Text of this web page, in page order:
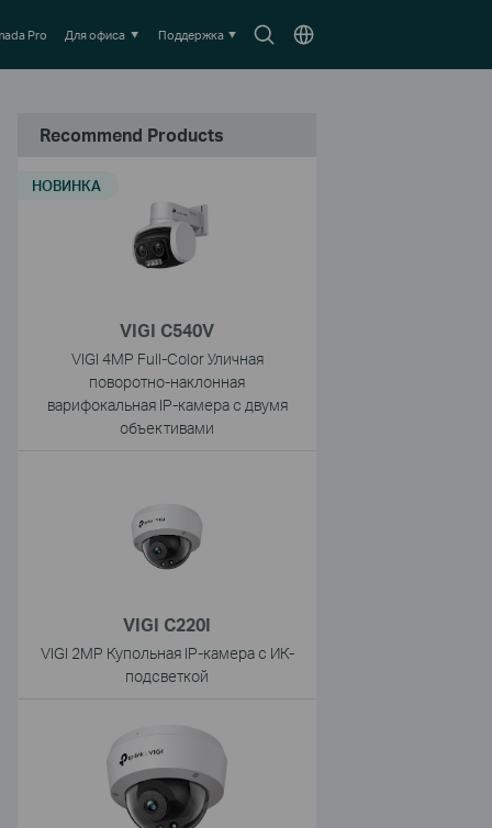
SearchВыберите
Pro Для офиса Поддержка
Recommend Products
VIGI C540V
VIGI 4MP Full-Color Уличная
поворотно-наклонная
варифокальная IP-камера с двумя
объективами
НОВИНКА
VIGI C220I
VIGI 2MP Купольная IP-камера с ИК-
подсветкой